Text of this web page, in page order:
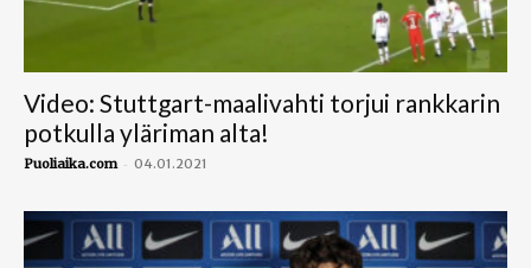
Video: Stuttgart-maalivahti torjui rankkarin
potkulla yläriman alta!
Puoliaika.com - 04.01.2021